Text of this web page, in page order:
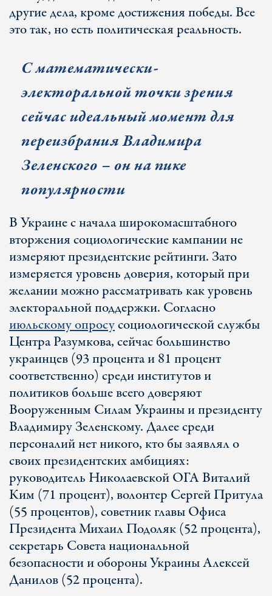
другие дела, кроме достижения победы. Все
это так, но есть политическая реальность.
С математически-
электоральной точки зрения
сейчас идеальный момент для
переизбрания Владимира
Зеленского – он на пике
популярности
В Украине с начала широкомасштабного
вторжения социологические кампании не
измеряют президентские рейтинги. Зато
измеряется уровень доверия, который при
желании можно рассматривать как уровень
электоральной поддержки. Согласно
июльскому опросусоциологической службы
Центра Разумкова, сейчас большинство
украинцев (93 процента и 81 процент
соответственно) среди институтов и
политиков больше всего доверяют
Вооруженным Силам Украины и президенту
Владимиру Зеленскому. Далее среди
персоналий нет никого, кто бы заявлял о
своих президентских амбициях:
руководитель Николаевской ОГА Виталий
Ким (71 процент), волонтер Сергей Притула
(55 процентов), советник главы Офиса
Президента Михаил Подоляк (52 процента),
секретарь Совета национальной
безопасности и обороны Украины Алексей
Данилов (52 процента).